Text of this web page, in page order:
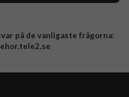
på de vanligaste frågorna: